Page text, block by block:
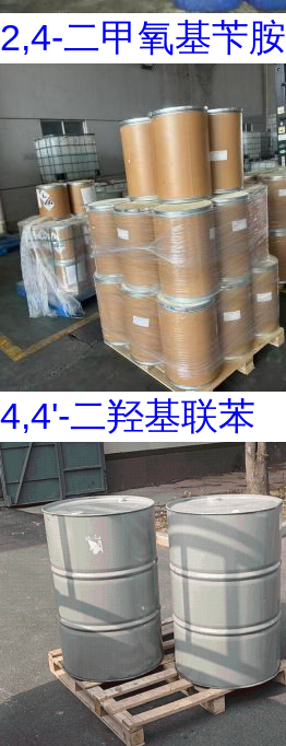
2,4-二甲氧基苄胺
4,4'-二羟基联苯